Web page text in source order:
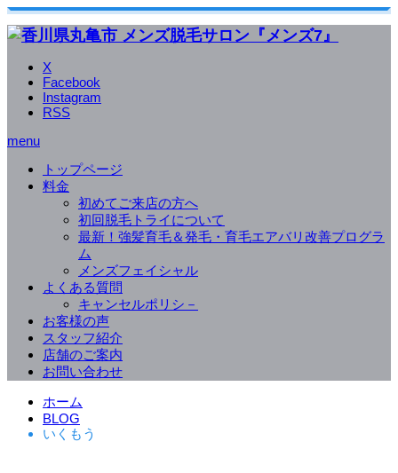
X
Facebook
Instagram
RSS
menu
トップページ
料金
初めてご来店の方へ
初回脱毛トライについて
最新！強髪育毛＆発毛・育毛エアバリ改善プログラ
ム
メンズフェイシャル
よくある質問
キャンセルポリシ－
お客様の声
スタッフ紹介
店舗のご案内
お問い合わせ
ホーム
BLOG
いくもう